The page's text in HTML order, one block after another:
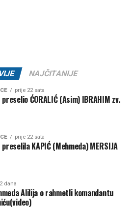
NAJČITANIJE
prije 22 sata
ĆORALIĆ (Asim) IBRAHIM zv.
prije 22 sata
KAPIĆ (Mehmeda) MERSIJA
dana
Alilija o rahmetli komandantu